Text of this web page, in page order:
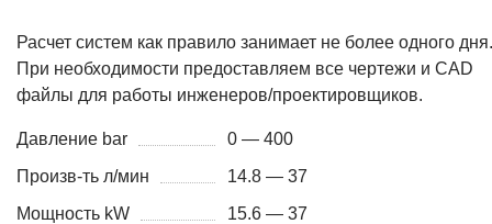
Расчет систем как правило занимает не более одного дня.
При необходимости предоставляем все чертежи и CAD
файлы для работы инженеров/проектировщиков.
Давление bar
0 — 400
Произв-ть л/мин
14.8 — 37
Мощность kW
15.6 — 37